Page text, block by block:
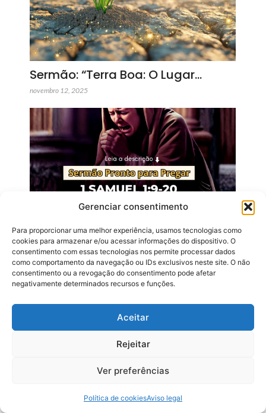
Gerenciar consentimento
Para proporcionar uma melhor experiência, usamos tecnologias como
cookies para armazenar e/ou acessar informações do dispositivo. O
consentimento com essas tecnologias nos permite processar dados
como comportamento da navegação ou IDs exclusivos neste site. O não
consentimento ou a revogação do consentimento pode afetar
negativamente determinados recursos e funções.
Aceitar
Rejeitar
Ver preferências
Política de cookiesAviso legal
Sermão: “Terra Boa: O Lugar…
novembro 12, 2025
Sermão: Ana – Uma Mulher…
novembro 11, 2025